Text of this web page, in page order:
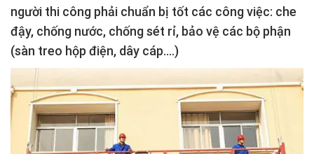
người thi công phải chuẩn bị tốt các công việc: che
đậy, chống nước, chống sét rỉ, bảo vệ các bộ phận
(sàn treo hộp điện, dây cáp….)